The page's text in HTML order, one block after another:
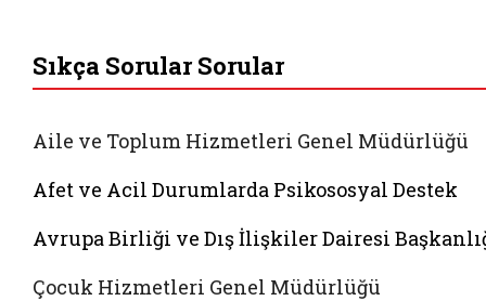
Sıkça Sorular Sorular
Aile ve Toplum Hizmetleri Genel Müdürlüğü
Afet ve Acil Durumlarda Psikososyal Destek
Avrupa Birliği ve Dış İlişkiler Dairesi
Çocuk Hizmetleri Genel Müdürlüğü